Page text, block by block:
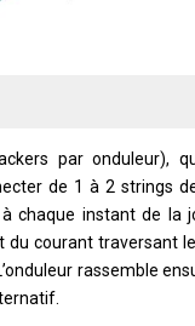
par onduleur),
de 1 à 2 strings
chaque instant de la
du courant traversant
rassemble